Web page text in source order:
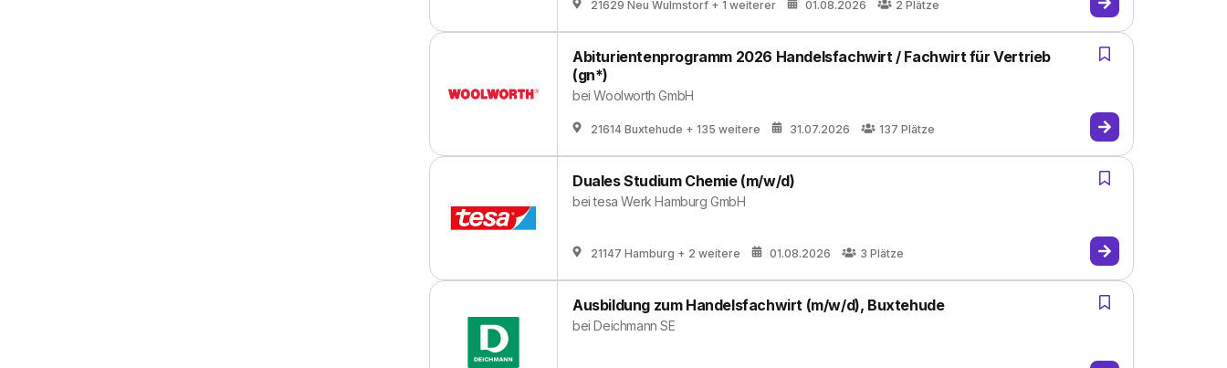
21629 Neu Wulmstorf + 1 weiterer 01.08.2026 2 Plätze
Abiturientenprogramm 2026 Handelsfachwirt / Fachwirt für Vertrieb
(gn*)
beiWoolworth GmbH
21614 Buxtehude + 135 weitere 31.07.2026 137 Plätze
Duales Studium Chemie (m/w/d)
beitesa Werk Hamburg GmbH
21147 Hamburg + 2 weitere 01.08.2026 3 Plätze
Ausbildung zum Handelsfachwirt (m/w/d), Buxtehude
beiDeichmann SE